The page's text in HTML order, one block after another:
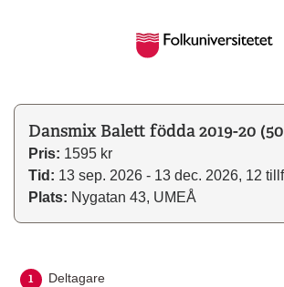
Dansmix Balett födda 2019-20
Pris: 1595 kr
Tid: 13 sep. 2026 - 13 dec. 2026, 12
Plats: Nygatan 43, UMEÅ
1 Aktuellt steg
Deltagare